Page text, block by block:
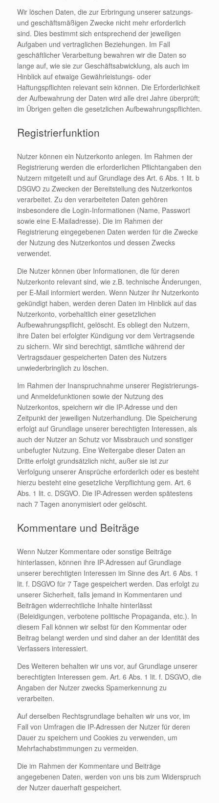
Wir löschen Daten, die zur Erbringung unserer satzungs-
und geschäftsmäßigen Zwecke nicht mehr erforderlich
sind. Dies bestimmt sich entsprechend der jeweiligen
Aufgaben und vertraglichen Beziehungen. Im Fall
geschäftlicher Verarbeitung bewahren wir die Daten so
lange auf, wie sie zur Geschäftsabwicklung, als auch im
Hinblick auf etwaige Gewährleistungs- oder
Haftungspflichten relevant sein können. Die Erforderlichkeit
der Aufbewahrung der Daten wird alle drei Jahre überprüft;
im Übrigen gelten die gesetzlichen Aufbewahrungspflichten.
Registrierfunktion
Nutzer können ein Nutzerkonto anlegen. Im Rahmen der
Registrierung werden die erforderlichen Pflichtangaben den
Nutzern mitgeteilt und auf Grundlage des Art. 6 Abs. 1 lit. b
DSGVO zu Zwecken der Bereitstellung des Nutzerkontos
verarbeitet. Zu den verarbeiteten Daten gehören
insbesondere die Login-Informationen (Name, Passwort
sowie eine E-Mailadresse). Die im Rahmen der
Registrierung eingegebenen Daten werden für die Zwecke
der Nutzung des Nutzerkontos und dessen Zwecks
verwendet.
Die Nutzer können über Informationen, die für deren
Nutzerkonto relevant sind, wie z.B. technische Änderungen,
per E-Mail informiert werden. Wenn Nutzer ihr Nutzerkonto
gekündigt haben, werden deren Daten im Hinblick auf das
Nutzerkonto, vorbehaltlich einer gesetzlichen
Aufbewahrungspflicht, gelöscht. Es obliegt den Nutzern,
ihre Daten bei erfolgter Kündigung vor dem Vertragsende
zu sichern. Wir sind berechtigt, sämtliche während der
Vertragsdauer gespeicherten Daten des Nutzers
unwiederbringlich zu löschen.
Im Rahmen der Inanspruchnahme unserer Registrierungs-
und Anmeldefunktionen sowie der Nutzung des
Nutzerkontos, speichern wir die IP-Adresse und den
Zeitpunkt der jeweiligen Nutzerhandlung. Die Speicherung
erfolgt auf Grundlage unserer berechtigten Interessen, als
auch der Nutzer an Schutz vor Missbrauch und sonstiger
unbefugter Nutzung. Eine Weitergabe dieser Daten an
Dritte erfolgt grundsätzlich nicht, außer sie ist zur
Verfolgung unserer Ansprüche erforderlich oder es besteht
hierzu besteht eine gesetzliche Verpflichtung gem. Art. 6
Abs. 1 lit. c. DSGVO. Die IP-Adressen werden spätestens
nach 7 Tagen anonymisiert oder gelöscht.
Kommentare und Beiträge
Wenn Nutzer Kommentare oder sonstige Beiträge
hinterlassen, können ihre IP-Adressen auf Grundlage
unserer berechtigten Interessen im Sinne des Art. 6 Abs. 1
lit. f. DSGVO für 7 Tage gespeichert werden. Das erfolgt zu
unserer Sicherheit, falls jemand in Kommentaren und
Beiträgen widerrechtliche Inhalte hinterlässt
(Beleidigungen, verbotene politische Propaganda, etc.). In
diesem Fall können wir selbst für den Kommentar oder
Beitrag belangt werden und sind daher an der Identität des
Verfassers interessiert.
Des Weiteren behalten wir uns vor, auf Grundlage unserer
berechtigten Interessen gem. Art. 6 Abs. 1 lit. f. DSGVO, die
Angaben der Nutzer zwecks Spamerkennung zu
verarbeiten.
Auf derselben Rechtsgrundlage behalten wir uns vor, im
Fall von Umfragen die IP-Adressen der Nutzer für deren
Dauer zu speichern und Cookies zu verwenden, um
Mehrfachabstimmungen zu vermeiden.
Die im Rahmen der Kommentare und Beiträge
angegebenen Daten, werden von uns bis zum Widerspruch
der Nutzer dauerhaft gespeichert.